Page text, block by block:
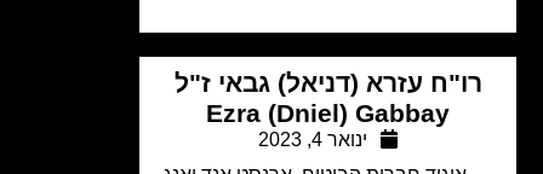
עזרא (דניאל) גבאי ז"ל
Ezra (Dniel) Gabbay
ינואר 4, 2023